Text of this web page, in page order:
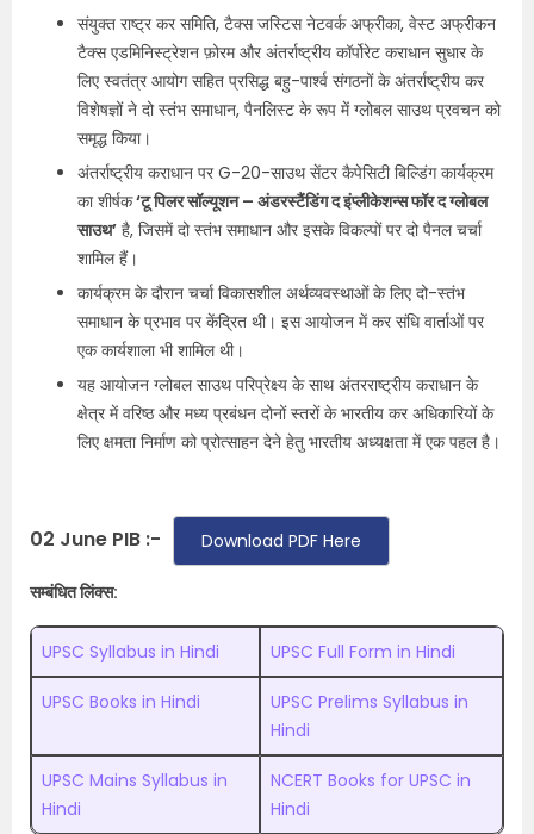
संयुक्त राष्ट्र कर समिति, टैक्स जस्टिस नेटवर्क अफ्रीका, वेस्ट अफ्रीकन
टैक्स एडमिनिस्ट्रेशन फ़ोरम और अंतर्राष्ट्रीय कॉर्पोरेट कराधान सुधार के
लिए स्वतंत्र आयोग सहित प्रसिद्ध बहु-पार्श्व संगठनों के अंतर्राष्ट्रीय कर
विशेषज्ञों ने दो स्तंभ समाधान, पैनलिस्ट के रूप में ग्लोबल साउथ प्रवचन को
समृद्ध किया।
अंतर्राष्ट्रीय कराधान पर G-20-साउथ सेंटर कैपेसिटी बिल्डिंग कार्यक्रम
का शीर्षक‘टू पिलर सॉल्यूशन – अंडरस्टैंडिंग द इंप्लीकेशन्स फॉर द ग्लोबल
साउथ’ है, जिसमें दो स्तंभ समाधान और इसके विकल्पों पर दो पैनल चर्चा
शामिल हैं।
कार्यक्रम के दौरान चर्चा विकासशील अर्थव्यवस्थाओं के लिए दो-स्तंभ
समाधान के प्रभाव पर केंद्रित थी। इस आयोजन में कर संधि वार्ताओं पर
एक कार्यशाला भी शामिल थी।
यह आयोजन ग्लोबल साउथ परिप्रेक्ष्य के साथ अंतरराष्ट्रीय कराधान के
क्षेत्र में वरिष्ठ और मध्य प्रबंधन दोनों स्तरों के भारतीय कर अधिकारियों के
लिए क्षमता निर्माण को प्रोत्साहन देने हेतु भारतीय अध्यक्षता में एक पहल है।
02 June PIB :- Download PDF Here
सम्बंधित लिंक्स:
UPSC Syllabus in Hindi UPSC Full Form in Hindi
UPSC Books in Hindi
UPSC Prelims Syllabus in
Hindi
UPSC Mains Syllabus in
Hindi
NCERT Books for UPSC in
Hindi